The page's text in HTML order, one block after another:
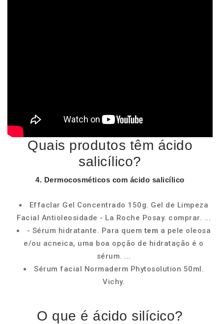
Quais produtos têm ácido
salicílico?
4. Dermocosméticos com ácido salicílico
Effaclar Gel Concentrado 150g. Gel de Limpeza
Facial Antioleosidade - La Roche Posay. comprar. ...
- Sérum hidratante. Para quem tem a pele oleosa
e/ou acneica, uma boa opção de hidratação é o
sérum. ...
Sérum facial Normaderm Phytosolution 50ml.
Vichy.
O que é ácido silícico?